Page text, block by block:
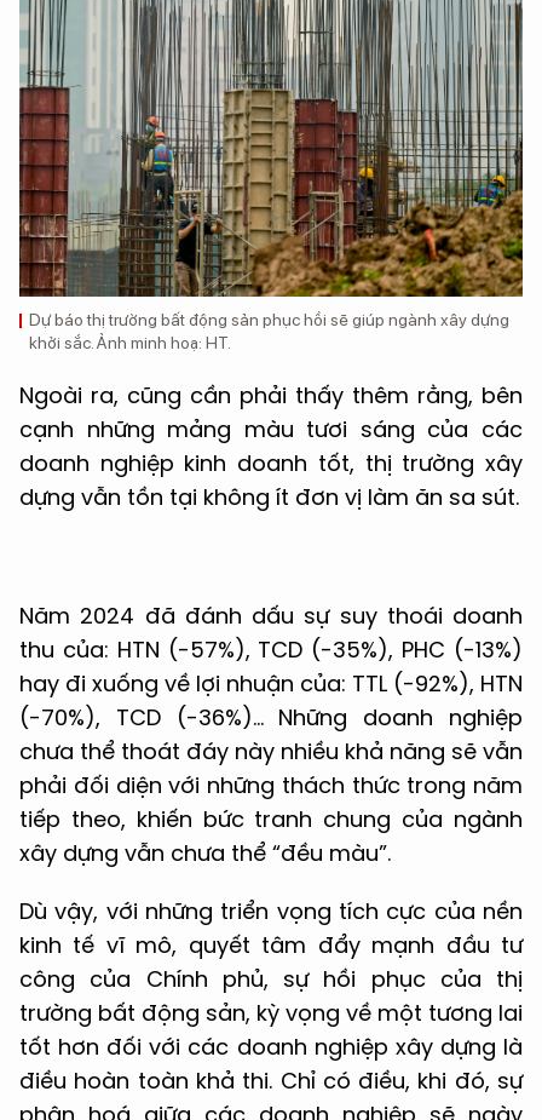
Dự báo thị trường bất động sản phục hồi sẽ giúp ngành xây dựng
khởi sắc. Ảnh minh hoạ: HT.
Ngoài ra, cũng cần phải thấy thêm rằng, bên
cạnh những mảng màu tươi sáng của các
doanh nghiệp kinh doanh tốt, thị trường xây
dựng vẫn tồn tại không ít đơn vị làm ăn sa sút.
Năm 2024 đã đánh dấu sự suy thoái doanh
thu của: HTN (-57%), TCD (-35%), PHC (-13%)
hay đi xuống về lợi nhuận của: TTL (-92%), HTN
(-70%), TCD (-36%)… Những doanh nghiệp
chưa thể thoát đáy này nhiều khả năng sẽ vẫn
phải đối diện với những thách thức trong năm
tiếp theo, khiến bức tranh chung của ngành
xây dựng vẫn chưa thể “đều màu”.
Dù vậy, với những triển vọng tích cực của nền
kinh tế vĩ mô, quyết tâm đẩy mạnh đầu tư
công của Chính phủ, sự hồi phục của thị
trường bất động sản, kỳ vọng về một tương lai
tốt hơn đối với các doanh nghiệp xây dựng là
điều hoàn toàn khả thi. Chỉ có điều, khi đó, sự